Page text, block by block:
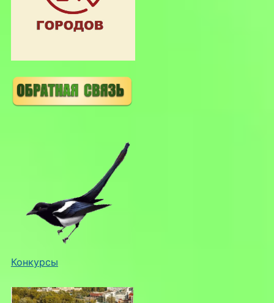
Конкурсы